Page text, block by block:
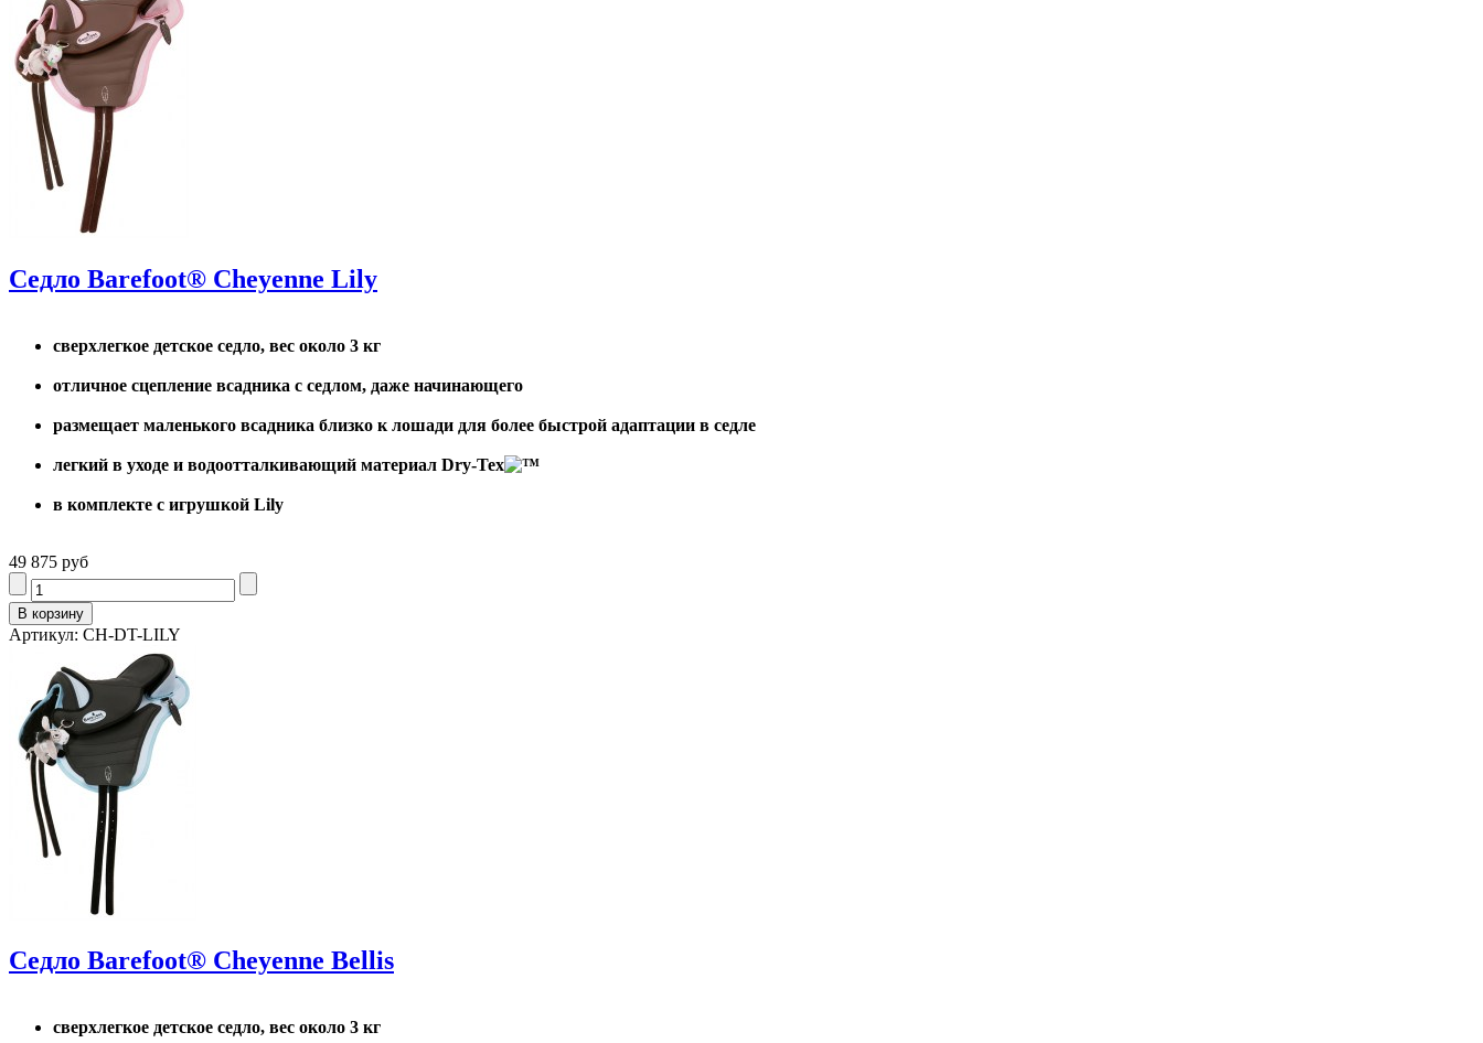
Седло Barefoot® Cheyenne Lily
сверхлегкое детское седло, вес около 3 кг
отличное сцепление всадника с седлом, даже начинающего
размещает маленького всадника близко к лошади для более быстрой адаптации в седле
легкий в уходе и водоотталкивающий материал Dry-Tex
в комплекте с игрушкой Lily
49 875 руб
Артикул: CH-DT-LILY
Седло Barefoot® Cheyenne Bellis
сверхлегкое детское седло, вес около 3 кг